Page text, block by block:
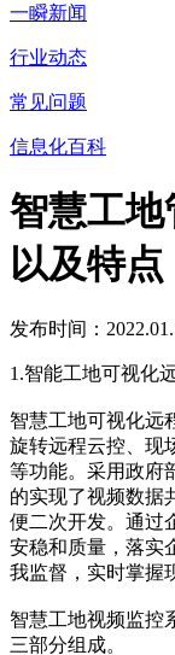
一瞬新闻
行业动态
常见问题
信息化百科
智慧工
以及特点
发布时间：
1.智能工地可视化
智慧工地可视化远
旋转远程云控、现
等功能。采用政府
的实现了视频数据
便二次开发。通过
安稳和质量，落实
我监督，实时掌握
智慧工地视频监控
三部分组成。